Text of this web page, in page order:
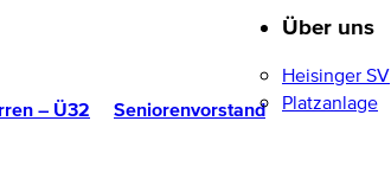
– Ü32 Seniorenvorstand
Über uns
Heisinger SV
Platzanlage